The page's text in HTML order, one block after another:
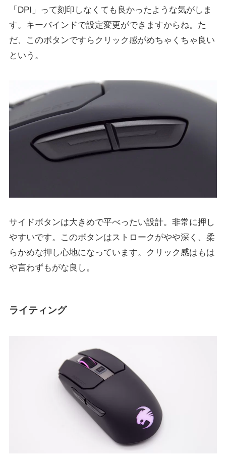
「DPI」って刻印しなくても良かったような気がしま
す。キーバインドで設定変更ができますからね。た
だ、このボタンですらクリック感がめちゃくちゃ良い
という。
サイドボタンは大きめで平べったい設計。非常に押し
やすいです。このボタンはストロークがやや深く、柔
らかめな押し心地になっています。クリック感はもは
や言わずもがな良し。
ライティング